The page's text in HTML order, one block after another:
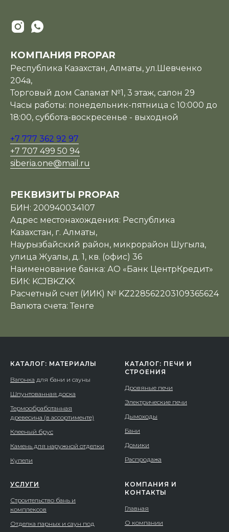
КОМПАНИЯ PROPAR
Республика Казахстан, Алматы, ул.Шевченко
204а,
Торговый дом Саламат №1, 3 этаж, салон 29
Часы работы: понедельник-пятница с 10:000 до
18:00, суббота-воскресенье - выходной
+7 777 362 92 97
+7 707 499 50 94
siberia.one@mail.ru
РЕКВИЗИТЫ PROPAR
БИН: 200940034107
Адрес местонахождения: Республика
Казахстан, г. Алматы,
Наурызбайский район, микрорайон Шугыла,
улица Жуалы, д. 1, кв. (офис) 36
Наименование банка: АО «Банк ЦентрКредит»
БИК: KCJBKZKX
Расчетный счет (ИИК) № KZ228562203109365624
Валюта счета: Тенге
КАТАЛОГ: МАТЕРИАЛЫ
Вагонка для бани и сауны
Шпунтованная доска
Термообработанная
древесина (в ассортименте)
Клееный брус
Камень для наружной отделки
Купели
КАТАЛОГ: ПЕЧИ И
СТРОЕНИЯ
Дровяные печи
Электрические печи
Дымоходы
Бани
Домики
Распродажа
УСЛУГИ
Строительство бань и
комплексов
Отделка парных и саун под
КОМПАНИЯ И
КОНТАКТЫ
Главная
О компании